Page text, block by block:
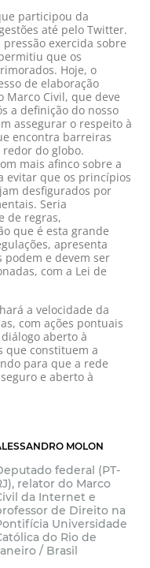
participou da
até pelo Twitter.
exercida sobre
que os
Hoje, o
de elaboração
Marco Civil, que deve
a definição do nosso
assegurar o respeito à
encontra barreiras
do globo.
mais afinco sobre a
evitar que os princípios
desfigurados por
Seria
de regras,
que é esta grande
apresenta
e devem ser
com a Lei de
a velocidade da
com ações pontuais
aberto à
que constituem a
para que a rede
e aberto à
MOLON
federal (PT-
relator do Marco
da Internet e
de Direito na
Universidade
do Rio de
/ Brasil